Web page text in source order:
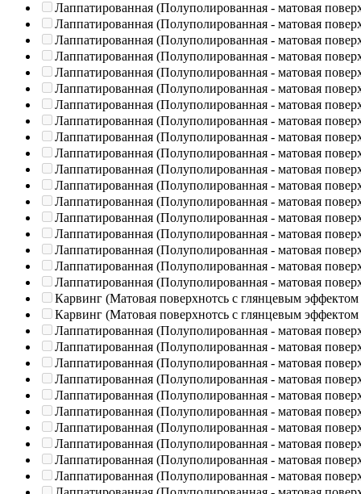
Лаппатированная (Полуполированная - матовая
Лаппатированная (Полуполированная - матовая
Лаппатированная (Полуполированная - матовая
Лаппатированная (Полуполированная - матовая
Лаппатированная (Полуполированная - матовая
Лаппатированная (Полуполированная - матовая
Лаппатированная (Полуполированная - матовая
Лаппатированная (Полуполированная - матовая
Лаппатированная (Полуполированная - матовая
Лаппатированная (Полуполированная - матовая
Лаппатированная (Полуполированная - матовая
Лаппатированная (Полуполированная - матовая
Лаппатированная (Полуполированная - матовая
Лаппатированная (Полуполированная - матовая
Лаппатированная (Полуполированная - матовая
Лаппатированная (Полуполированная - матовая
Лаппатированная (Полуполированная - матовая
Лаппатированная (Полуполированная - матовая
Карвинг (Матовая поверхнотсь с глянцевым эффектом
Карвинг (Матовая поверхнотсь с глянцевым эффектом
Лаппатированная (Полуполированная - матовая
Лаппатированная (Полуполированная - матовая
Лаппатированная (Полуполированная - матовая
Лаппатированная (Полуполированная - матовая
Лаппатированная (Полуполированная - матовая
Лаппатированная (Полуполированная - матовая
Лаппатированная (Полуполированная - матовая
Лаппатированная (Полуполированная - матовая
Лаппатированная (Полуполированная - матовая
Лаппатированная (Полуполированная - матовая